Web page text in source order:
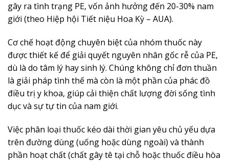
gây ra tình trạng PE, vốn ảnh hưởng đến 20-30% nam
giới (theo Hiệp hội Tiết niệu Hoa Kỳ – AUA).
Cơ chế hoạt động chuyên biệt của nhóm thuốc này
được thiết kế để giải quyết nguyên nhân gốc rễ của PE,
dù là do tâm lý hay sinh lý. Chúng không chỉ đơn thuần
là giải pháp tình thế mà còn là một phần của phác đồ
điều trị y khoa, giúp cải thiện chất lượng đời sống tình
dục và sự tự tin của nam giới.
Việc phân loại thuốc kéo dài thời gian yêu chủ yếu dựa
trên đường dùng (uống hoặc dùng ngoài) và thành
phần hoạt chất (chất gây tê tại chỗ hoặc thuốc điều hòa